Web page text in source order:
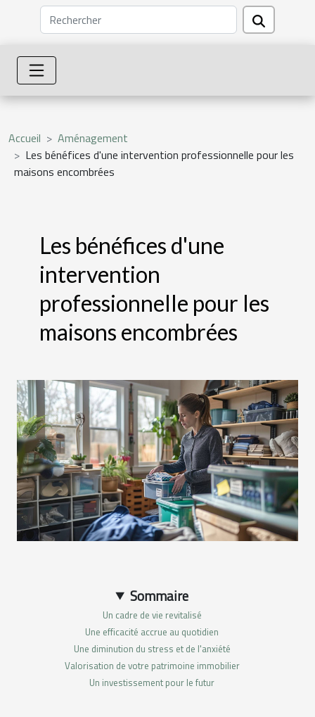
Accueil
Aménagement
Les bénéfices d'une intervention professionnelle pour les
maisons encombrées
Les bénéfices d'une
intervention
professionnelle pour les
maisons encombrées
Sommaire
Un cadre de vie revitalisé
Une efficacité accrue au quotidien
Une diminution du stress et de l'anxiété
Valorisation de votre patrimoine immobilier
Un investissement pour le futur